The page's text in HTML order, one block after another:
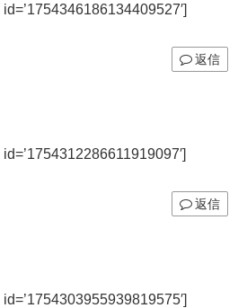
返信
返信